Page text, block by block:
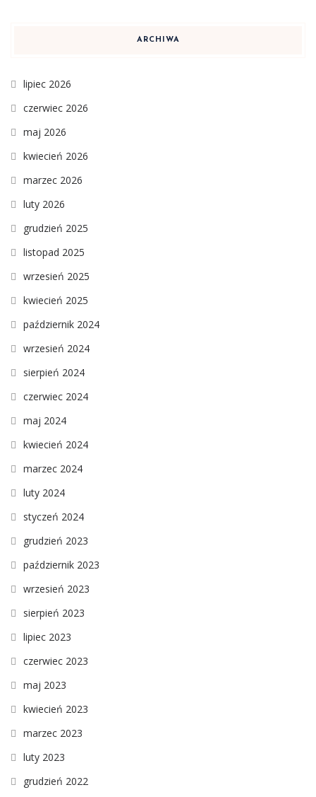
ARCHIWA
lipiec 2026
czerwiec 2026
maj 2026
kwiecień 2026
marzec 2026
luty 2026
grudzień 2025
listopad 2025
wrzesień 2025
kwiecień 2025
październik 2024
wrzesień 2024
sierpień 2024
czerwiec 2024
maj 2024
kwiecień 2024
marzec 2024
luty 2024
styczeń 2024
grudzień 2023
październik 2023
wrzesień 2023
sierpień 2023
lipiec 2023
czerwiec 2023
maj 2023
kwiecień 2023
marzec 2023
luty 2023
grudzień 2022